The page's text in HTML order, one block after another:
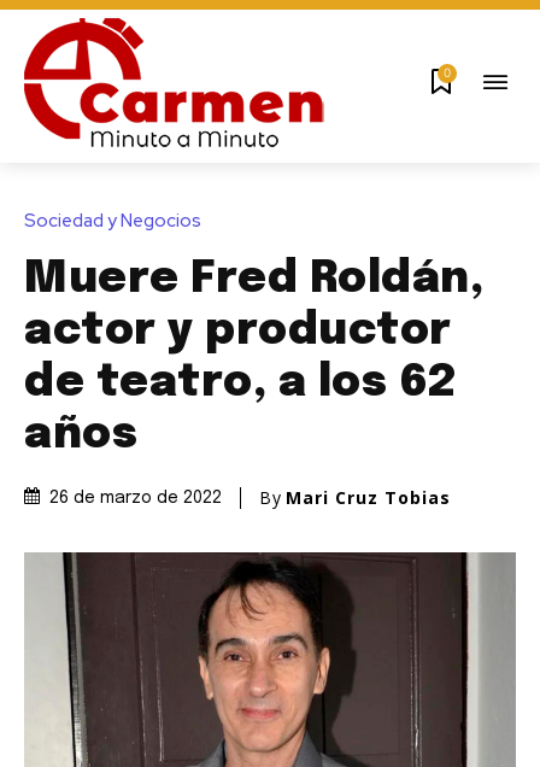
0
Sociedad y Negocios
Muere Fred Roldán,
actor y productor
de teatro, a los 62
años
26 de marzo de 2022 By Mari Cruz Tobias